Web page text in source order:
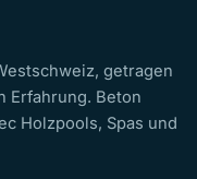
getragen
Erfahrung. Beton
Holzpools, Spas und